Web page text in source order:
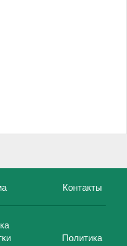
Контакты
Политика